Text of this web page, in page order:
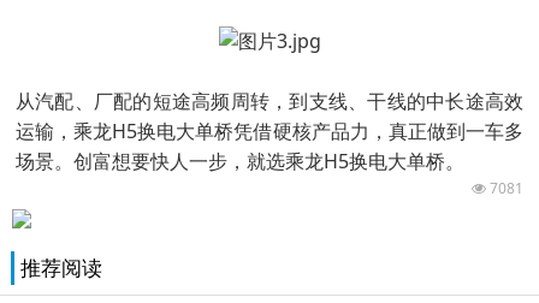
从汽配、厂配的短途高频周转，到支线、干线的中长途高效
运输，乘龙H5换电大单桥凭借硬核产品力，真正做到一车多
场景。创富想要快人一步，就选乘龙H5换电大单桥。
7081
推荐阅读